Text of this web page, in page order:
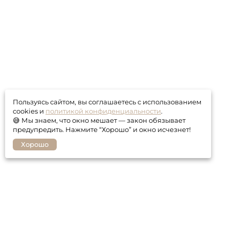
Пользуясь сайтом, вы соглашаетесь с использованием
cookies и политикой конфиденциальности.
😅 Мы знаем, что окно мешает — закон обязывает
предупредить. Нажмите “Хорошо” и окно исчезнет!
Хорошо